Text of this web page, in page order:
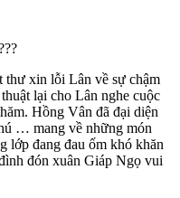
thư xin lỗi Lân về sự chậm
lại cho Lân nghe cuộc
Hồng Vân đã đại diện
… mang về những món
lớp đang đau ốm khó khăn
đón xuân Giáp Ngọ vui